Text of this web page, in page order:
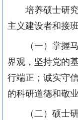
培养硕士研究
主义建设者和接班
（一）掌握马
界观，坚持党的
行端正；诚实守
的科研道德和敬业
（二）硕士研